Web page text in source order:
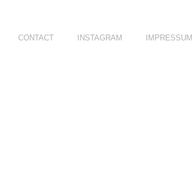
CONTACT INSTAGRAM IMPRESSUM